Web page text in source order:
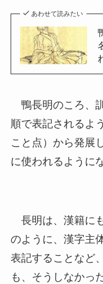
あわせて読みたい
鴨長明のころ、
順で表記されるよ
こと点）から発展
に使われるように
長明は、漢籍に
のように、漢字主
表記することなど
も、そうしなかった